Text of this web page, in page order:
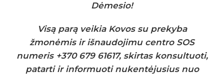
Dėmesio!
Visą parą veikia Kovos su prekyba
žmonėmis ir išnaudojimu centro SOS
numeris +370 679 61617, skirtas konsultuoti,
patarti ir informuoti nukentėjusius nuo